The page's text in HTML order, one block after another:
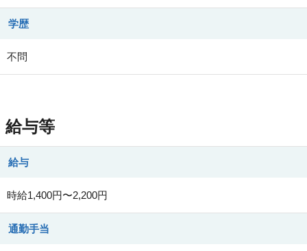
学歴
不問
給与等
給与
時給1,400円〜2,200円
通勤手当